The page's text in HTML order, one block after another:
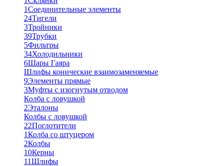
1Соединительные элементы
24Тигели
3Тройники
39Трубки
5Фильтры
34Холодильники
6Шары Гаяра
Шлифы конические взаимозаменяемые
9Элементы прямые
3Муфты с изогнутым отводом
Колба с ловушкой
2Эталоны
Колбы с ловушкой
22Поглотители
1Колба со штуцером
2Колбы
10Керны
11Шлифы